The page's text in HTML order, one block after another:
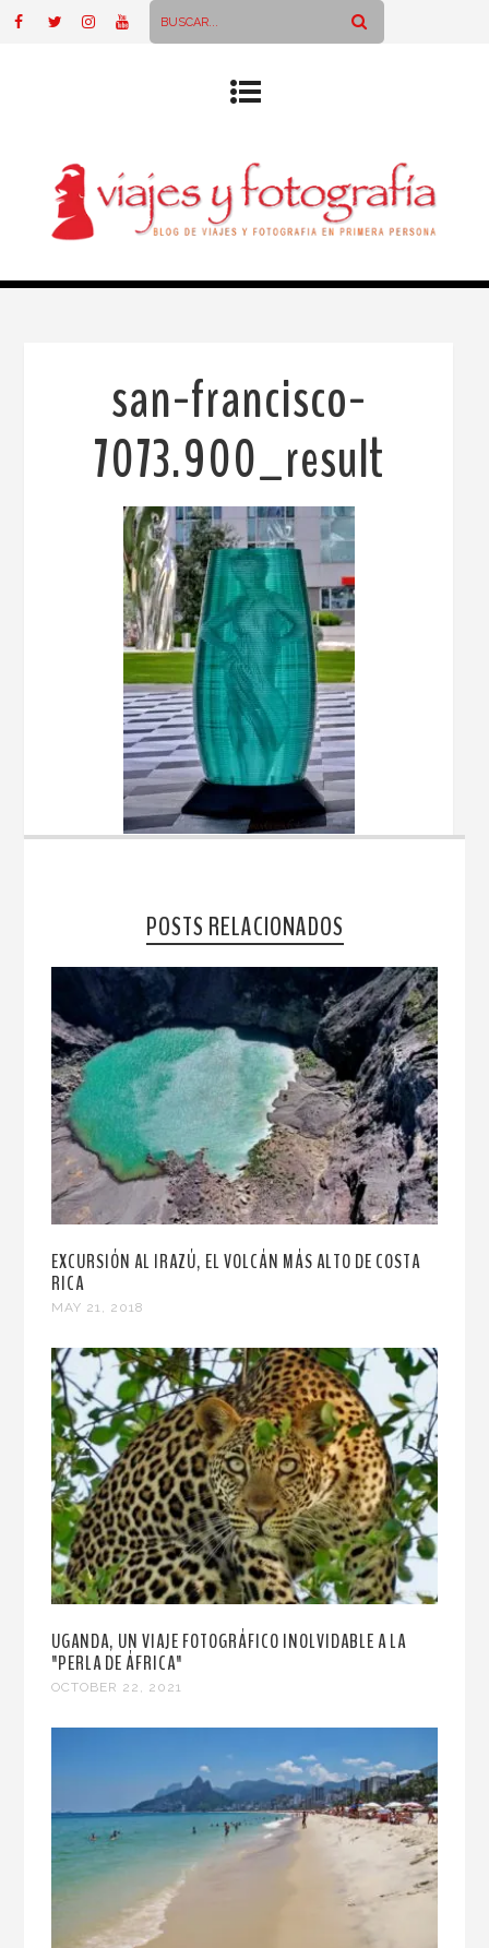
san-francisco-
7073.900_result
POSTS RELACIONADOS
EXCURSIÓN AL IRAZÚ, EL VOLCÁN MÁS ALTO DE COSTA
RICA
MAY 21, 2018
UGANDA, UN VIAJE FOTOGRÁFICO INOLVIDABLE A LA
"PERLA DE ÁFRICA"
OCTOBER 22, 2021